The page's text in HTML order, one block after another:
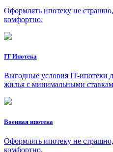
Оформлять ипотеку не
комфортно.
IT Ипотека
Выгодные условия IT-ипотеки
жилья с минимальными
Военная ипотека
Оформлять ипотеку не
комфортно.